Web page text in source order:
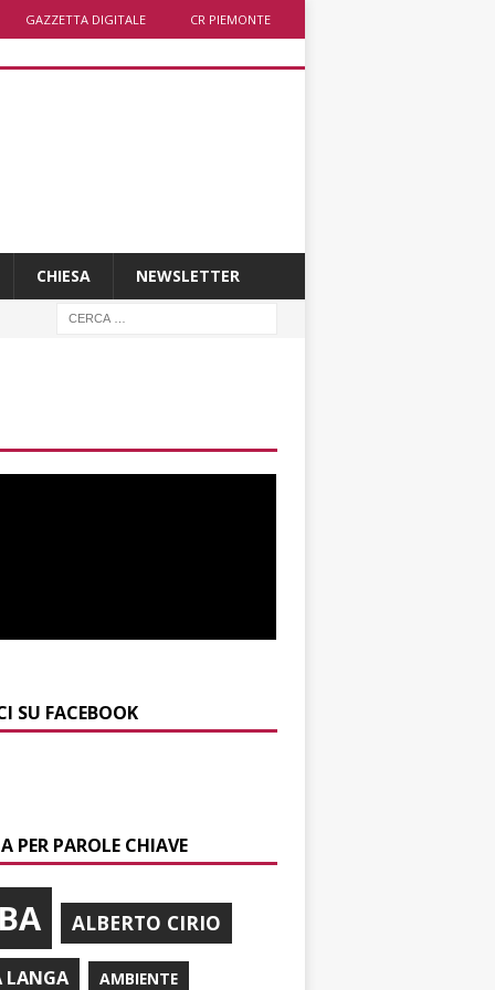
GAZZETTA DIGITALE CR PIEMONTE
CHIESA NEWSLETTER
SU FACEBOOK
PER PAROLE CHIAVE
ALBERTO CIRIO
LANGA AMBIENTE